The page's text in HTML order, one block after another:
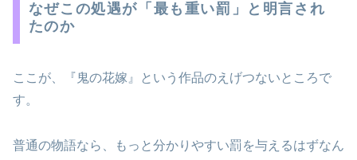
なぜこの処遇が「最も重い罰」と明言され
たのか
ここが、『鬼の花嫁』という作品のえげつないところで
す。
普通の物語なら、もっと分かりやすい罰を与えるはずなん